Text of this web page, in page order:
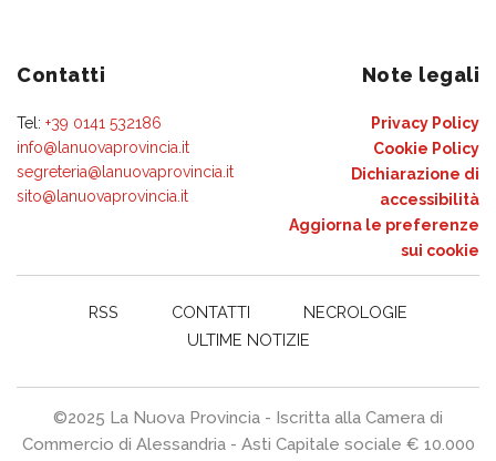
Contatti
Tel: +39 0141 532186
info@lanuovaprovincia.it
segreteria@lanuovaprovincia.it
sito@lanuovaprovincia.it
Note legali
Privacy Policy
Cookie Policy
Dichiarazione di
accessibilità
Aggiorna le preferenze
sui cookie
RSS CONTATTI
NECROLOGIE
ULTIME NOTIZIE
©2025 La Nuova Provincia - Iscritta alla Camera di
Commercio di Alessandria - Asti Capitale sociale € 10.000